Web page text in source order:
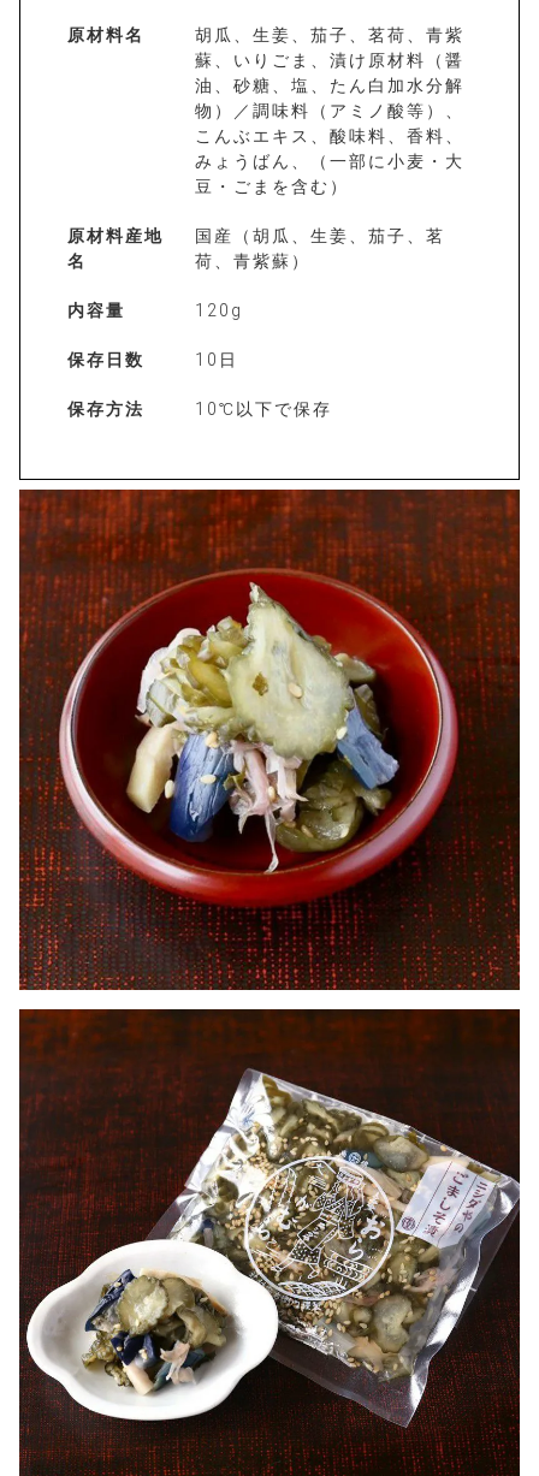
原材料名
胡瓜、生姜、茄子、茗荷、青紫
蘇、いりごま、漬け原材料（醤
油、砂糖、塩、たん白加水分解
物）／調味料（アミノ酸等）、
こんぶエキス、酸味料、香料、
みょうばん、（一部に小麦・大
豆・ごまを含む）
原材料産地
名
国産（胡瓜、生姜、茄子、茗
荷、青紫蘇）
内容量 120g
保存日数 10日
保存方法 10℃以下で保存